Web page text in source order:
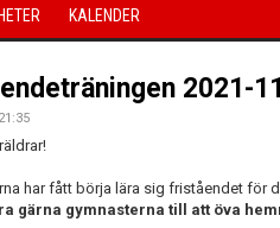
KALENDER
2021-
har fått börja lära sig friståendet för
gärna gymnasterna till att öva